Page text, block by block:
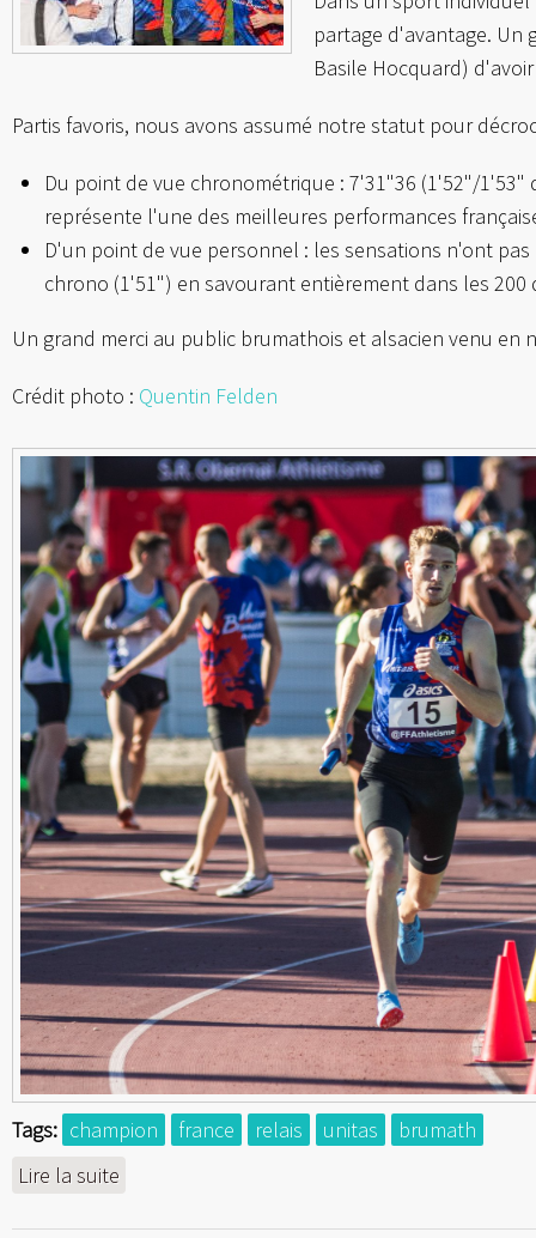
partage d'avantage. Un
Basile Hocquard)
Partis favoris, nous avons assumé notre statut pour
Du point de vue chronométrique : 7'31"36 (1'52"/
représente l'une des meilleures performances
D'un point de vue personnel : les sensations n'ont
chrono (1'51") en savourant entièrement dans les 200
Un grand merci au public brumathois et alsacien venu en
Crédit photo : Quentin Felden
Tags: champion france relais unitas
brumath
Lire la suite